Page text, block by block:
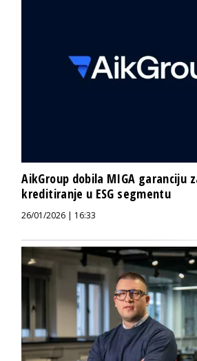
AikGroup dobila MIGA garanciju
kreditiranje u ESG segmentu
26/01/2026 | 16:33